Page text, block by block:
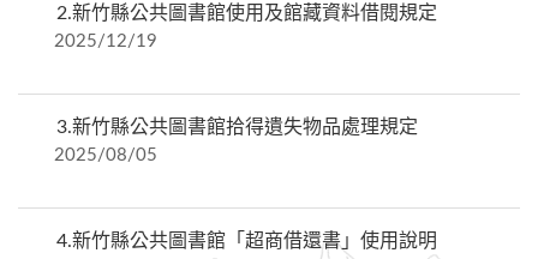
2.新竹縣公共圖書館使用及館藏資料借閱規定
2025/12/19
3.新竹縣公共圖書館拾得遺失物品處理規定
2025/08/05
4.新竹縣公共圖書館「超商借還書」使用說明